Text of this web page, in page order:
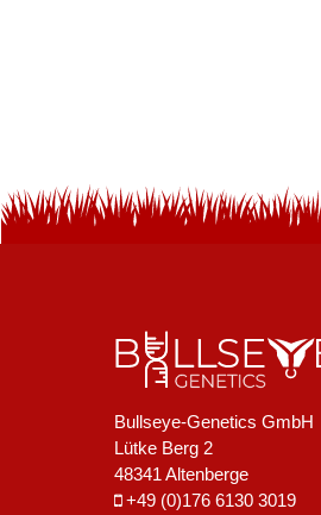
Bullseye-Genetics GmbH
Lütke Berg 2
48341 Altenberge
+49 (0)176 6130 3019